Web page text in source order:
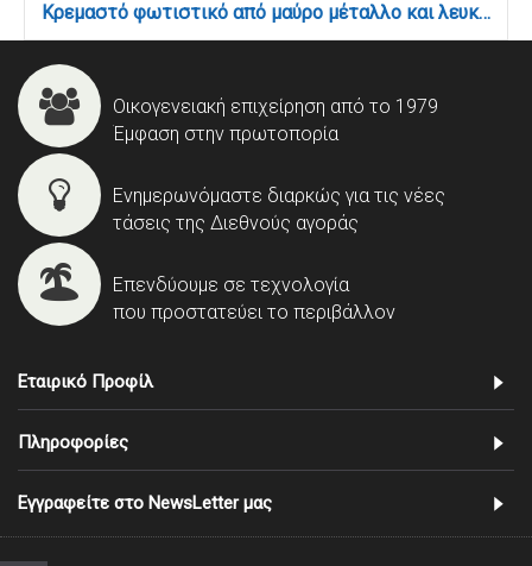
Κρεμαστό φωτιστικό από μαύρο μέταλλο και λευκή οπαλίνα 8XG9 D:90cm (6166-8-BL)
Οικογενειακή επιχείρηση από το 1979
Έμφαση στην πρωτοπορία
Ενημερωνόμαστε διαρκώς για τις νέες
τάσεις της Διεθνούς αγοράς
Επενδύουμε σε τεχνολογία
που προστατεύει το περιβάλλον
Εταιρικό Προφίλ
Πληροφορίες
Εγγραφείτε στο NewsLetter μας